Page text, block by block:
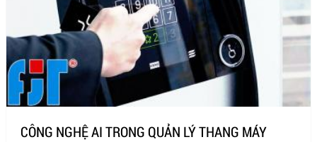
CÔNG NGHỆ AI TRONG QUẢN LÝ THANG MÁY